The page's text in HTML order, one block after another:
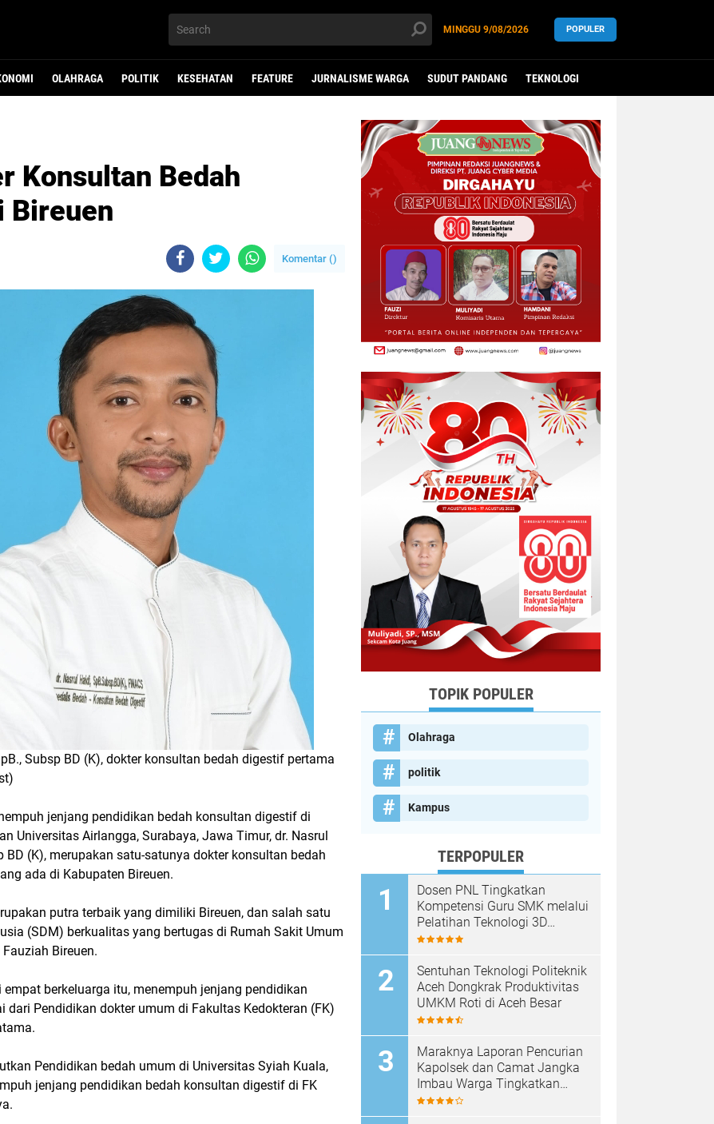
MINGGU 9/08/2026 POPULER
OLAHRAGA POLITIK KESEHATAN FEATURE JURNALISME WARGA SUDUT PANDANG TEKNOLOGI
Konsultan Bedah
Bireuen
Komentar ()
Subsp BD (K), dokter konsultan bedah digestif pertama
jenjang pendidikan bedah konsultan digestif di
Universitas Airlangga, Surabaya, Jawa Timur, dr. Nasrul
BD (K), merupakan satu-satunya dokter konsultan bedah
ada di Kabupaten Bireuen.
putra terbaik yang dimiliki Bireuen, dan salah satu
(SDM) berkualitas yang bertugas di Rumah Sakit Umum
Fauziah Bireuen.
berkeluarga itu, menempuh jenjang pendidikan
dari Pendidikan dokter umum di Fakultas Kedokteran (FK)
Pendidikan bedah umum di Universitas Syiah Kuala,
jenjang pendidikan bedah konsultan digestif di FK
TOPIK POPULER
Olahraga
politik
Kampus
TERPOPULER
Dosen PNL Tingkatkan
Kompetensi Guru SMK melalui
Pelatihan Teknologi 3D
Printing
Sentuhan Teknologi Politeknik
Aceh Dongkrak Produktivitas
UMKM Roti di Aceh Besar
Maraknya Laporan Pencurian
Kapolsek dan Camat Jangka
Imbau Warga Tingkatkan
Kewaspadaan